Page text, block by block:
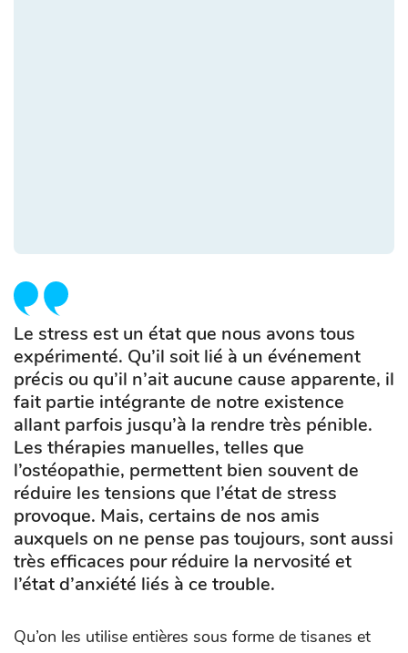
Le stress est un état que nous avons tous
expérimenté. Qu’il soit lié à un événement
précis ou qu’il n’ait aucune cause apparente, il
fait partie intégrante de notre existence
allant parfois jusqu’à la rendre très pénible.
Les thérapies manuelles, telles que
l’ostéopathie, permettent bien souvent de
réduire les tensions que l’état de stress
provoque. Mais, certains de nos amis
auxquels on ne pense pas toujours, sont aussi
très efficaces pour réduire la nervosité et
l’état d’anxiété liés à ce trouble.
Qu’on les utilise entières sous forme de tisanes et